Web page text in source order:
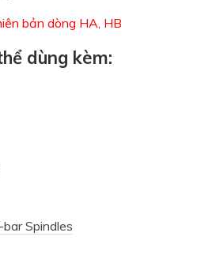
bản dòng HA, HB
dùng kèm:
Spindles